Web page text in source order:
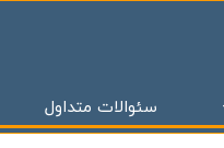
سئوالات متداول